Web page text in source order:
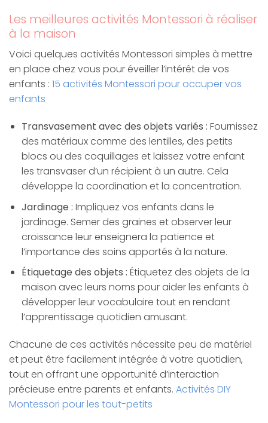
Les meilleures activités Montessori à réaliser
à la maison
Voici quelques activités Montessori simples à mettre
en place chez vous pour éveiller l’intérêt de vos
enfants : 15 activités Montessori pour occuper vos
enfants
Transvasement avec des objets variés : Fournissez
des matériaux comme des lentilles, des petits
blocs ou des coquillages et laissez votre enfant
les transvaser d’un récipient à un autre. Cela
développe la coordination et la concentration.
Jardinage : Impliquez vos enfants dans le
jardinage. Semer des graines et observer leur
croissance leur enseignera la patience et
l’importance des soins apportés à la nature.
Étiquetage des objets : Étiquetez des objets de la
maison avec leurs noms pour aider les enfants à
développer leur vocabulaire tout en rendant
l’apprentissage quotidien amusant.
Chacune de ces activités nécessite peu de matériel
et peut être facilement intégrée à votre quotidien,
tout en offrant une opportunité d’interaction
précieuse entre parents et enfants. Activités DIY
Montessori pour les tout-petits